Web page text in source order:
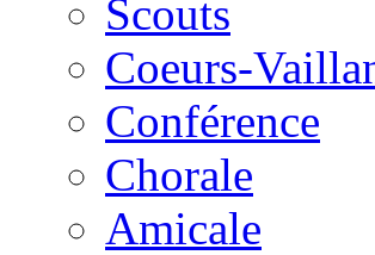
Scouts
Coeurs-
Conférence
Chorale
Amicale